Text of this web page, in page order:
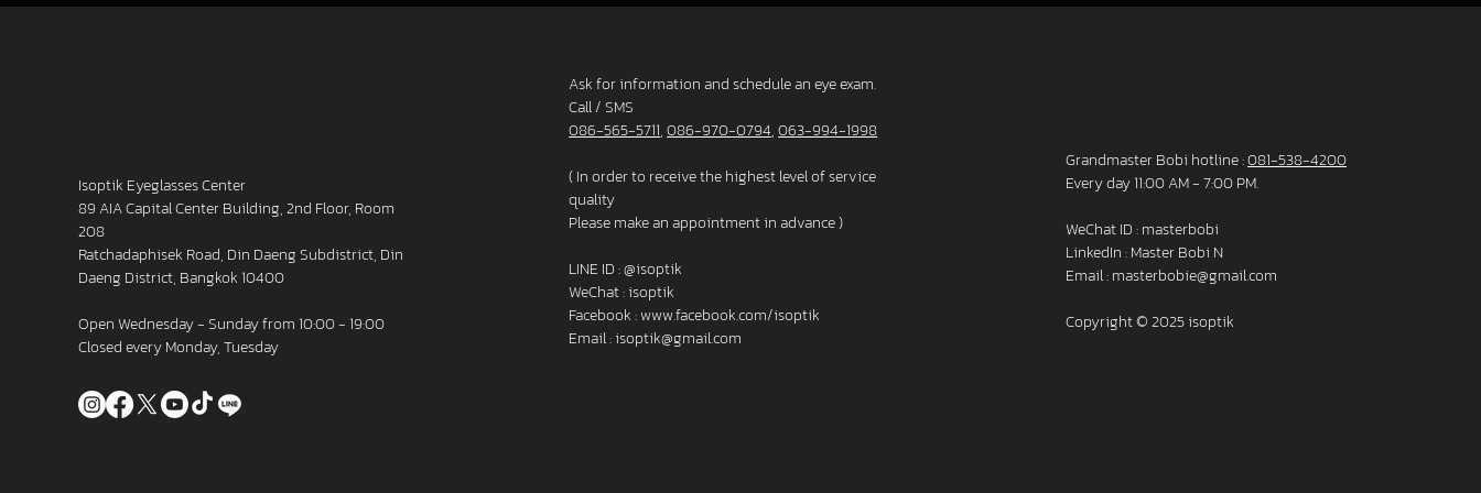
Isoptik Eyeglasses Center
89 AIA Capital Center Building, 2nd Floor, Room
208
Ratchadaphisek Road, Din Daeng Subdistrict, Din
Daeng District, Bangkok 10400
Open Wednesday - Sunday from 10:00 - 19:00
Closed every Monday, Tuesday
Ask for information and schedule an eye exam.
Call / SMS
086-565-5711,086-970-0794,063-994-1998
( In order to receive the highest level of service
quality
Please make an appointment in advance )
LINE ID :@isoptik
WeChat : isoptik
Facebook :www.facebook.com/isoptik
Email :isoptik@gmail.com
Grandmaster Bobi hotline :081-538-4200
Every day 11:00 AM - 7:00 PM.
WeChat ID : masterbobi
LinkedIn :Master Bobi N
Email :masterbobie@gmail.com
Copyright © 2025 isoptik